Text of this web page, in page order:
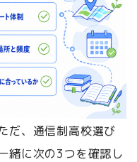
だ、通信制高校選び
緒に次の3つを確認し